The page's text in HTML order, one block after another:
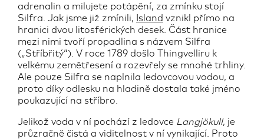
adrenalin a milujete potápění, za zmínku stojí
Silfra. Jak jsme již zmínili,
Island vznikl přímo na
hranici dvou litosférických desek. Část hranice
mezi nimi tvoří propadlina s názvem Silfra
(„Stříbřitý“). V roce 1789 došlo Thingvelliru k
velkému zemětřesení a rozevřely se mnohé trhliny.
Ale pouze Silfra se naplnila ledovcovou vodou, a
proto díky odlesku na hladině dostala také jméno
poukazující na stříbro.
Jelikož voda v ní pochází z ledovce Langjökull, je
průzračně čistá a viditelnost v ní vynikající. Proto